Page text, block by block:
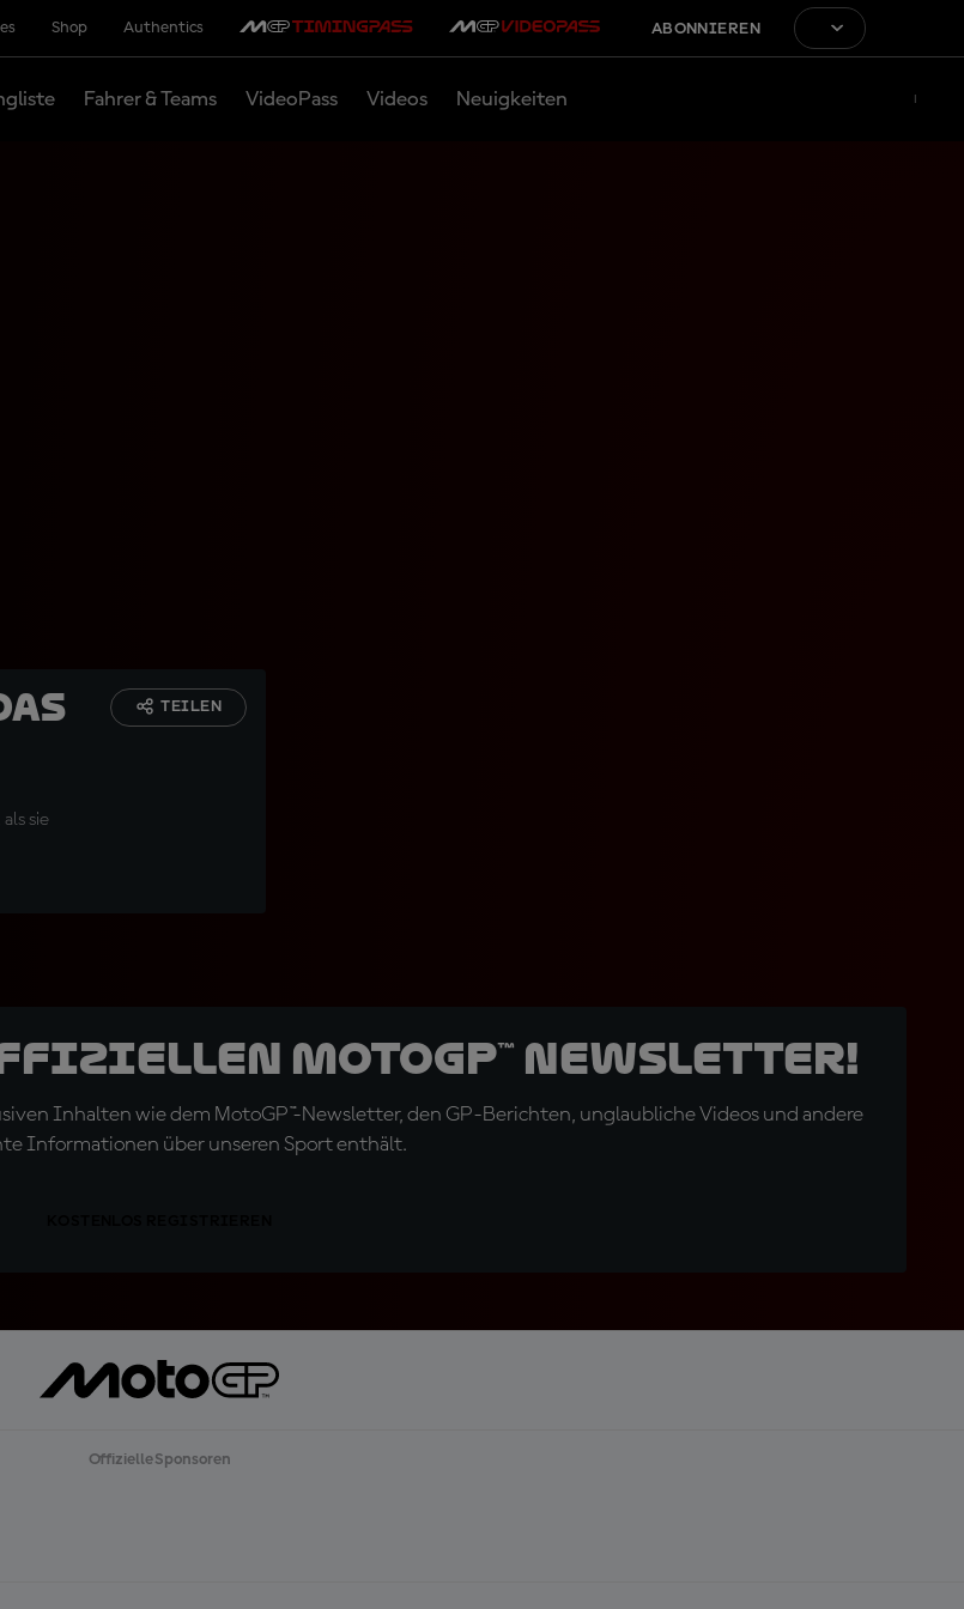
Shop Authentics ABONNIEREN
Fahrer & Teams VideoPass Videos Neuigkeiten
sie
TEILEN
MotoGP™ Newsletter!
Inhalten wie dem MotoGP™-Newsletter, den GP-Berichten, unglaubliche Videos und andere
Informationen über unseren Sport enthält.
Offizielle Sponsoren